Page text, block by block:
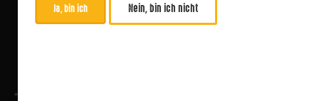
*
Ja, bin ich Nein, bin ich nicht